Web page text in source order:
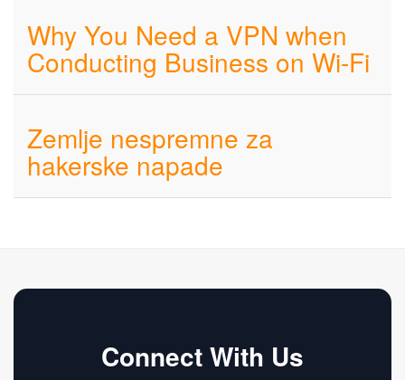
Why You Need a VPN when
Conducting Business on Wi-Fi
Zemlje nespremne za
hakerske napade
Connect With Us